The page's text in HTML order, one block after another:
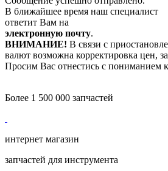
В ближайшее время наш специалист
ответит Вам на
электронную почту.
ВНИМАНИЕ! В связи с
валют возможна корректировка цен,
Просим Вас отнестись с пониманием
Более 1 500 000 запчастей
интернет магазин
запчастей для инструмента